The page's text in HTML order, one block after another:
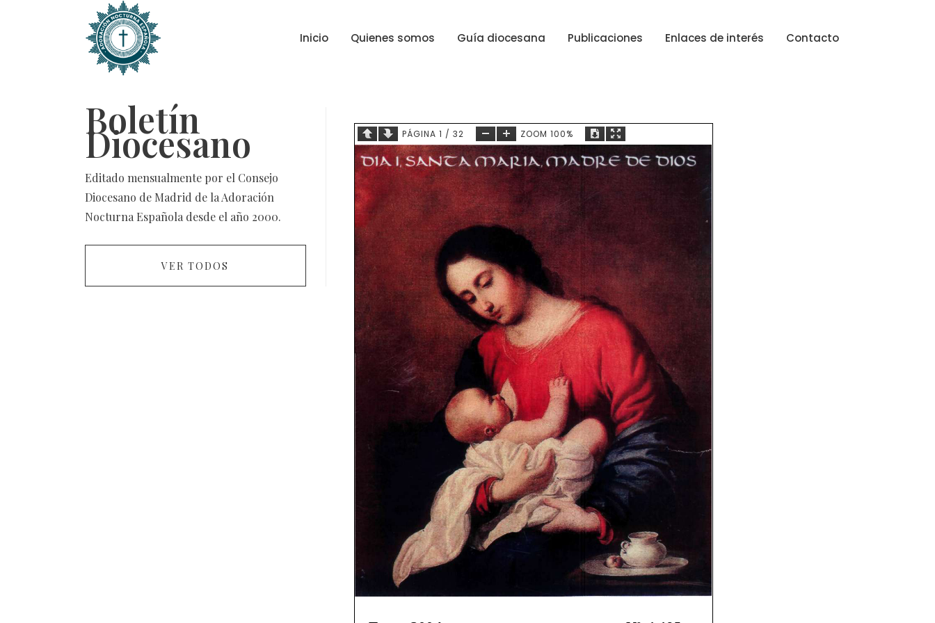
Inicio Quienes somos Guía diocesana Publicaciones Enlaces de interés Contacto
Boletín
Diocesano
Editado mensualmente por el Consejo
Diocesano de Madrid de la Adoración
Nocturna Española desde el año 2000.
VER TODOS
PÁGINA 1 / 32 ZOOM 100%